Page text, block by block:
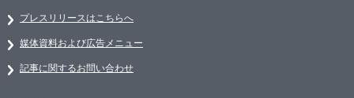
プレスリリースはこちらへ
媒体資料および広告メニュー
記事に関するお問い合わせ